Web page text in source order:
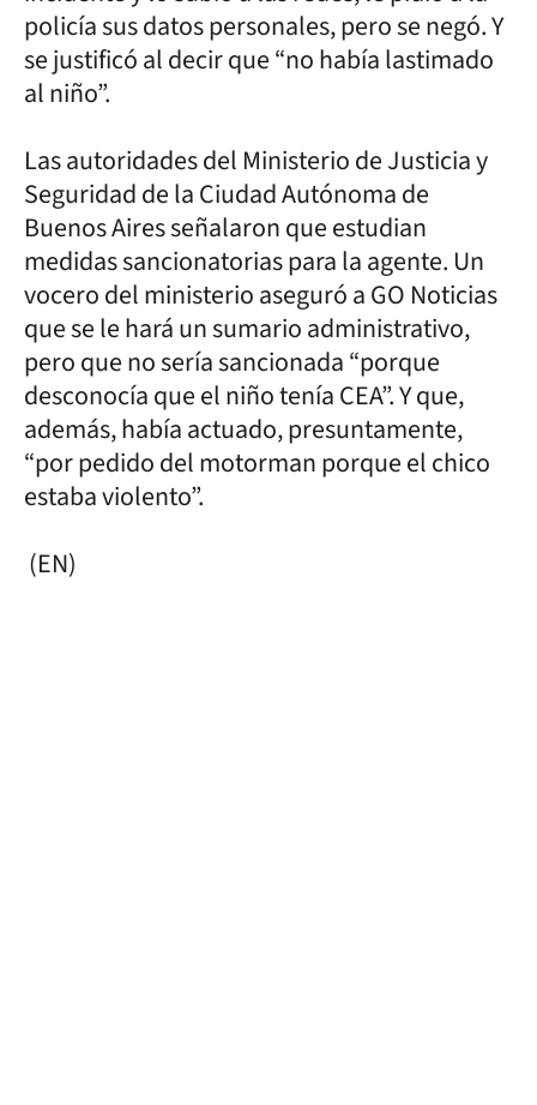
policía sus datos personales, pero se negó. Y
se justificó al decir que “no había lastimado
al niño”.
Las autoridades del Ministerio de Justicia y
Seguridad de la Ciudad Autónoma de
Buenos Aires señalaron que estudian
medidas sancionatorias para la agente. Un
vocero del ministerio aseguró a GO Noticias
que se le hará un sumario administrativo,
pero que no sería sancionada “porque
desconocía que el niño tenía CEA”. Y que,
además, había actuado, presuntamente,
“por pedido del motorman porque el chico
estaba violento”.
(EN)